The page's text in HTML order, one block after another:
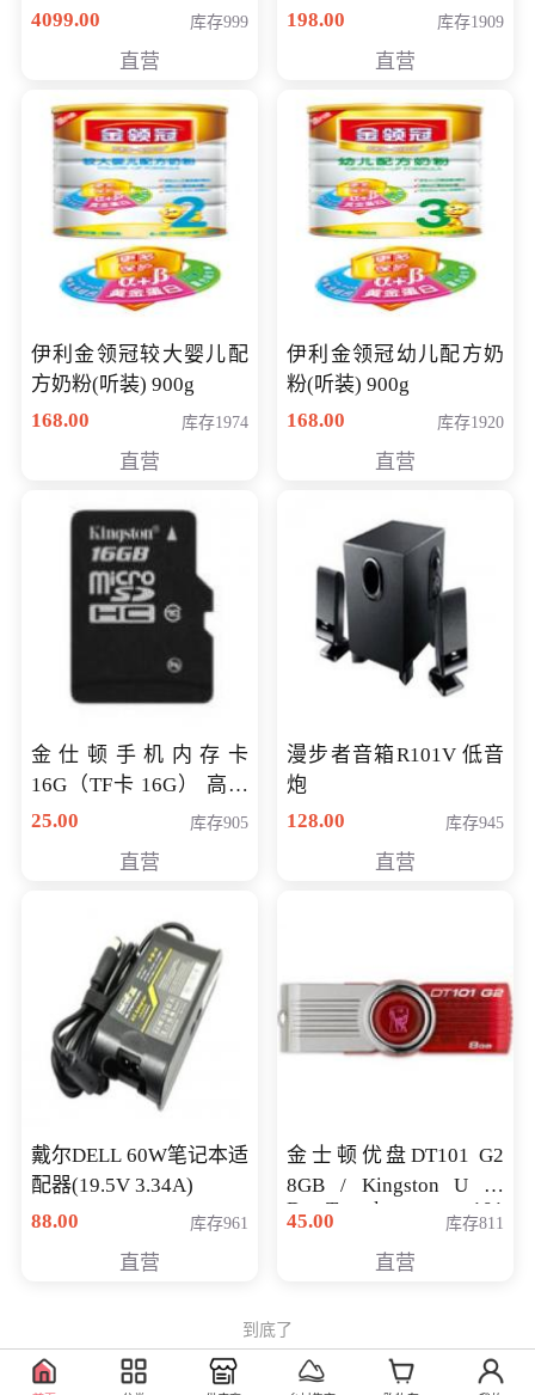
顽石（7代i7-7500U 4G
4099.00 库存999
直营
198.00
库存1909
直营
伊利金领冠较大婴儿配
方奶粉(听装) 900g
168.00
库存1974
直营
伊利金领冠幼儿配方奶
粉(听装) 900g
168.00
库存1920
直营
金仕顿手机内存卡
16G（TF卡 16G） 高速
卡 CLASS 10
25.00 库存905
直营
漫步者音箱R101V 低音
炮
128.00
库存945
直营
戴尔DELL 60W笔记本适
配器(19.5V 3.34A)
88.00
库存961
直营
金士顿优盘DT101 G2
8GB / Kingston U 盘
DataTraveler 101
Generati
45.00 库存811
直营
到底了